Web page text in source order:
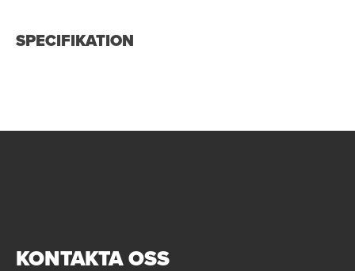
SPECIFIKATION
KONTAKTA OSS